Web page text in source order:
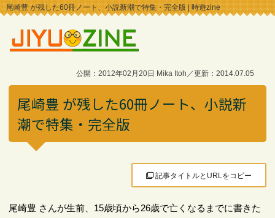
尾崎豊 が残した60冊ノート、小説新潮で特集・完全版 | 時遊zine
公開：2012年02月20日 Mika Itoh／更新：2014.07.05
尾崎豊 が残した60冊ノート、小説新
潮で特集・完全版
記事タイトルとURLをコピー
尾崎豊 さんが生前、15歳頃から26歳で亡くなるまでに書きた